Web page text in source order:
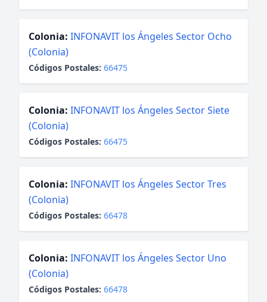
Colonia: INFONAVIT los Ángeles Sector Ocho
(Colonia)
Códigos Postales: 66475
Colonia: INFONAVIT los Ángeles Sector Siete
(Colonia)
Códigos Postales: 66475
Colonia: INFONAVIT los Ángeles Sector Tres
(Colonia)
Códigos Postales: 66478
Colonia: INFONAVIT los Ángeles Sector Uno
(Colonia)
Códigos Postales: 66478